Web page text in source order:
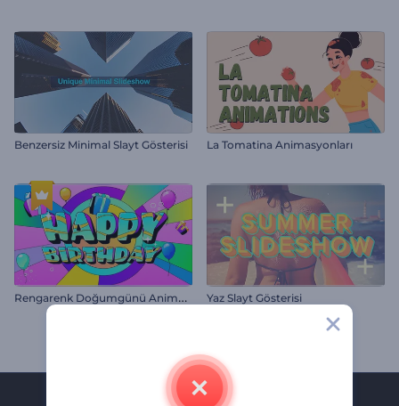
Benzersiz Minimal Slayt Gösterisi La Tomatina Animasyonları
R
engarenk Doğumgünü Animasyon Paketi Yaz Slayt Gösterisi